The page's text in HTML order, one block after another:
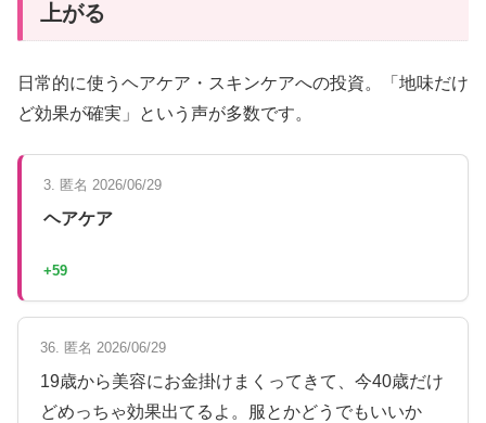
上がる
日常的に使うヘアケア・スキンケアへの投資。「地味だけ
ど効果が確実」という声が多数です。
3. 匿名 2026/06/29
ヘアケア
+59
36. 匿名 2026/06/29
19歳から美容にお金掛けまくってきて、今40歳だけ
どめっちゃ効果出てるよ。服とかどうでもいいか